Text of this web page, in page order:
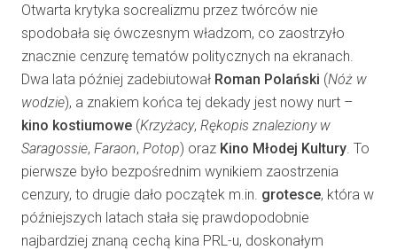
Otwarta krytyka socrealizmu przez twórców nie
spodobała się ówczesnym władzom, co zaostrzyło
znacznie cenzurę tematów politycznych na ekranach.
Dwa lata później zadebiutował Roman Polański (Nóż w
wodzie), a znakiem końca tej dekady jest nowy nurt –
kino kostiumowe (Krzyżacy, Rękopis znaleziony w
Saragossie, Faraon, Potop) oraz Kino Młodej Kultury. To
pierwsze było bezpośrednim wynikiem zaostrzenia
cenzury, to drugie dało początek m.in. grotesce, która w
późniejszych latach stała się prawdopodobnie
najbardziej znaną cechą kina PRL-u, doskonałym